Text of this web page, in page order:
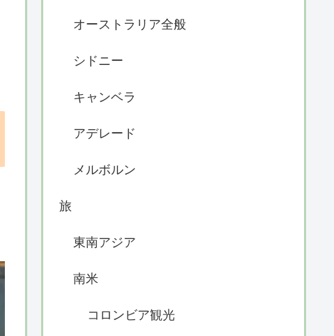
オーストラリア全般
シドニー
キャンベラ
アデレード
メルボルン
旅
東南アジア
南米
コロンビア観光